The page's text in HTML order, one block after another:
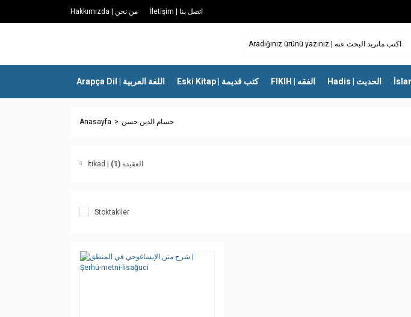
Hakkımızda | من نحن İletişim | اتصل بنا
Arapça Dil | اللغة العربية Eski Kitap | كتب قديمة FIKIH | الفقه Hadis | الحديث
Anasayfa حسام الدين حسن
İtikad | العقيدة (1)
Stoktakiler